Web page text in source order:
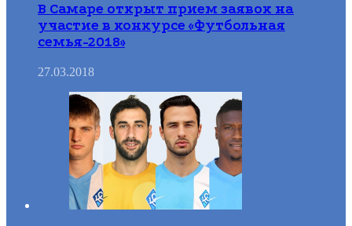
В Самаре открыт прием заявок на
участие в конкурсе «Футбольная
семья-2018»
27.03.2018